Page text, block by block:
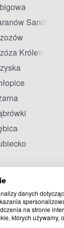
danych
na stronie
których używamy,
Królewska